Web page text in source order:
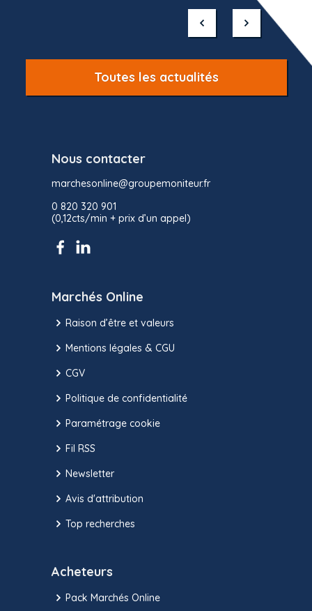
Toutes les actualités
Nous contacter
marchesonline@groupemoniteur.fr
0 820 320 901
(0,12cts/min + prix d’un appel)
Marchés Online
Raison d’être et valeurs
Mentions légales & CGU
CGV
Politique de confidentialité
Paramétrage cookie
Fil RSS
Newsletter
Avis d'attribution
Top recherches
Acheteurs
Pack Marchés Online